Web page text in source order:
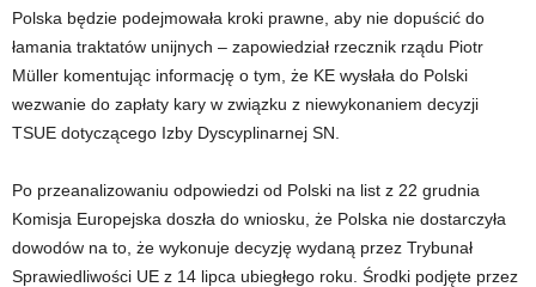
Polska będzie podejmowała kroki prawne, aby nie dopuścić do
łamania traktatów unijnych – zapowiedział rzecznik rządu Piotr
Müller komentując informację o tym, że KE wysłała do Polski
wezwanie do zapłaty kary w związku z niewykonaniem decyzji
TSUE dotyczącego Izby Dyscyplinarnej SN.
Po przeanalizowaniu odpowiedzi od Polski na list z 22 grudnia
Komisja Europejska doszła do wniosku, że Polska nie dostarczyła
dowodów na to, że wykonuje decyzję wydaną przez Trybunał
Sprawiedliwości UE z 14 lipca ubiegłego roku. Środki podjęte przez